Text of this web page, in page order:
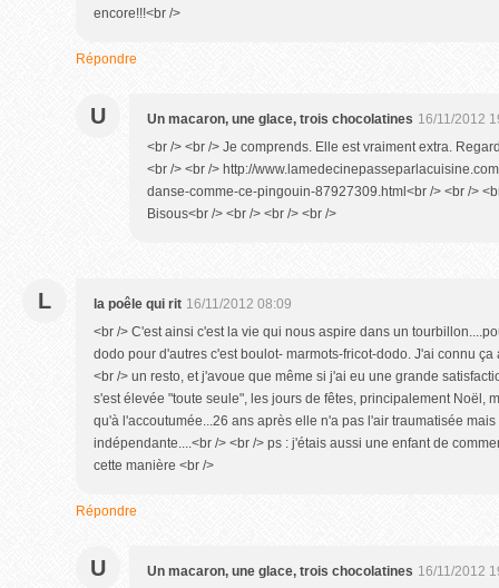
encore!!!<br />
Répondre
U Un macaron, une glace, trois chocolatines 16/11/2012
<br /> <br /> Je comprends. Elle est vraiment extra.
<br /> <br /> http://
danse-comme-ce-pingouin-87927309.html<br /> <br />
Bisous<br /> <br /> <br /> <br />
L la poêle qui rit 16/11/2012 08:09
<br /> C'est ainsi c'est la vie qui nous aspire dans un
dodo pour d'autres c'est boulot- marmots-fricot-dodo. J'ai connu
<br /> un resto, et j'avoue que même si j'ai eu une grande
s'est élevée "toute seule", les jours de fêtes, principalement Noël,
qu'à l'accoutumée...26 ans après elle n'a pas l'air traumatisée
indépendante....<br /> <br /> ps : j'étais aussi une enfant de
cette manière <br />
Répondre
U Un macaron, une glace, trois chocolatines 16/11/2012